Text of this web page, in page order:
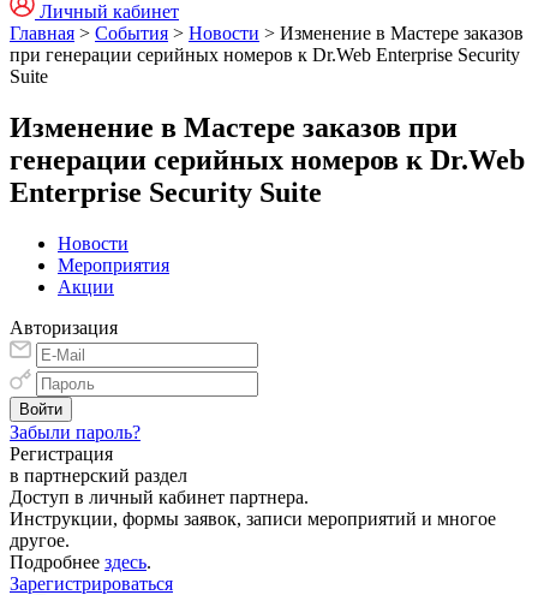
Личный кабинет
Главная > События > Новости > Изменение в Мастере заказов
при генерации серийных номеров к Dr.Web Enterprise Security
Suite
Изменение в Мастере заказов при
генерации серийных номеров к Dr.Web
Enterprise Security Suite
Новости
Мероприятия
Акции
Авторизация
Забыли пароль?
Регистрация
в партнерский раздел
Доступ в личный кабинет партнера.
Инструкции, формы заявок, записи мероприятий и многое
другое.
Подробнее здесь.
Зарегистрироваться